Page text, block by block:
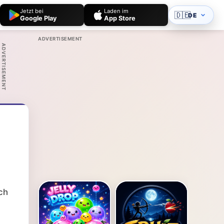
Jetzt bei
Google Play
Laden im
App Store 🇩🇪DE
ADVERTISEMENT
ADVERTISEMENT